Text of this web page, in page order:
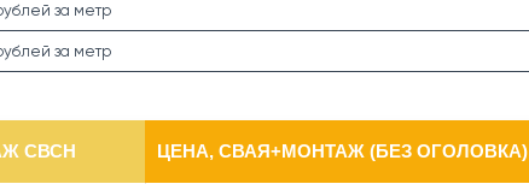
за метр
за метр
СВСН ЦЕНА, СВАЯ+МОНТАЖ (БЕЗ ОГОЛОВКА)